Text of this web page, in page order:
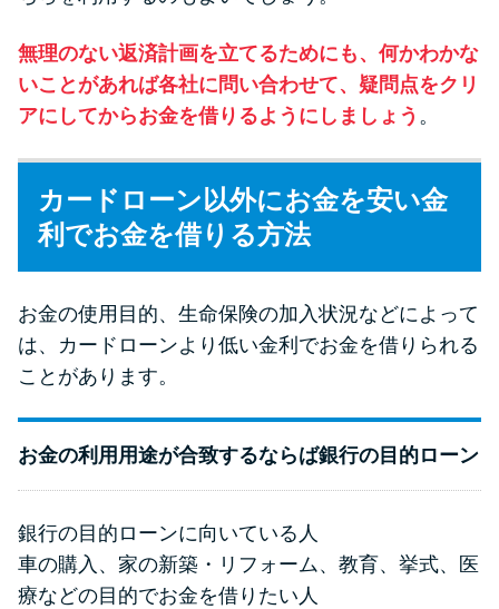
無理のない返済計画を立てるためにも、何かわかな
いことがあれば各社に問い合わせて、疑問点をクリ
アにしてからお金を借りるようにしましょう 。
カードローン以外にお金を安い金
利でお金を借りる方法
お金の使用目的、生命保険の加入状況などによって
は、カードローンより低い金利でお金を借りられる
ことがあります。
お金の利用用途が合致するならば銀行の目的ローン
銀行の目的ローンに向いている人
車の購入、家の新築・リフォーム、教育、挙式、医
療などの目的でお金を借りたい人